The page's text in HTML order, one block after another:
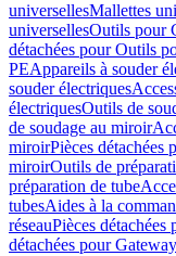
universellesMallettes
universellesOutils pour
détachées pour Outils
PEAppareils à souder
souder électriques
électriquesOutils de
de soudage au miroir
miroirPièces détachées
miroirOutils de
préparation de tube
tubesAides à la
réseauPièces détachées
détachées pour